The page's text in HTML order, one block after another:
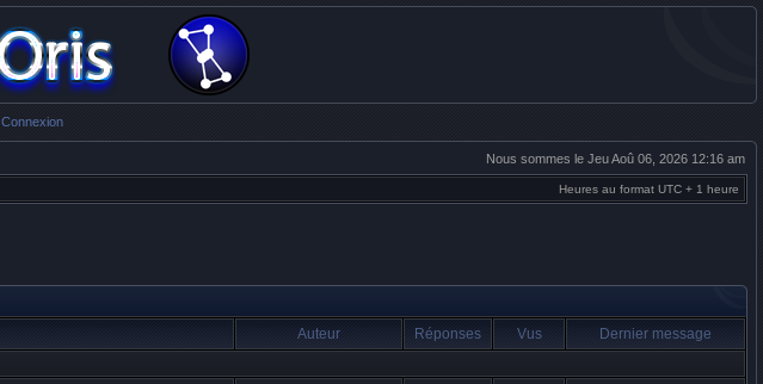
Connexion
Nous sommes le Jeu Aoû 06, 2026 12:16 am
Heures au format UTC + 1 heure
Auteur Réponses Vus Dernier message